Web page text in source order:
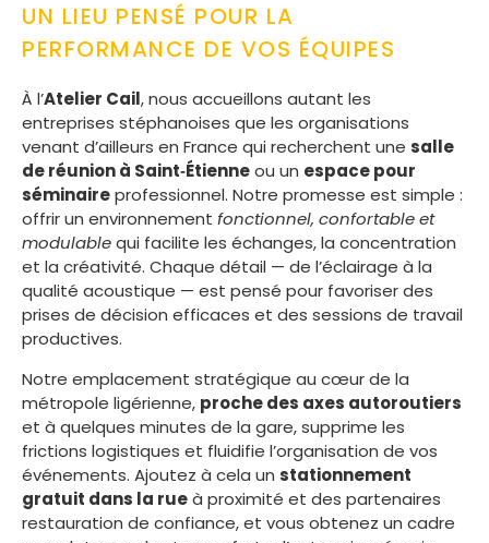
UN LIEU PENSÉ POUR LA
PERFORMANCE DE VOS ÉQUIPES
À l’Atelier Cail, nous accueillons autant les
entreprises stéphanoises que les organisations
venant d’ailleurs en France qui recherchent une salle
de réunion à Saint‑Étienneou un espace pour
séminaireprofessionnel. Notre promesse est simple :
offrir un environnement fonctionnel, confortable et
modulablequi facilite les échanges, la concentration
et la créativité. Chaque détail — de l’éclairage à la
qualité acoustique — est pensé pour favoriser des
prises de décision efficaces et des sessions de travail
productives.
Notre emplacement stratégique au cœur de la
métropole ligérienne, proche des axes autoroutiers
et à quelques minutes de la gare, supprime les
frictions logistiques et fluidifie l’organisation de vos
événements. Ajoutez à cela un stationnement
gratuit dans la rueà proximité et des partenaires
restauration de confiance, et vous obtenez un cadre